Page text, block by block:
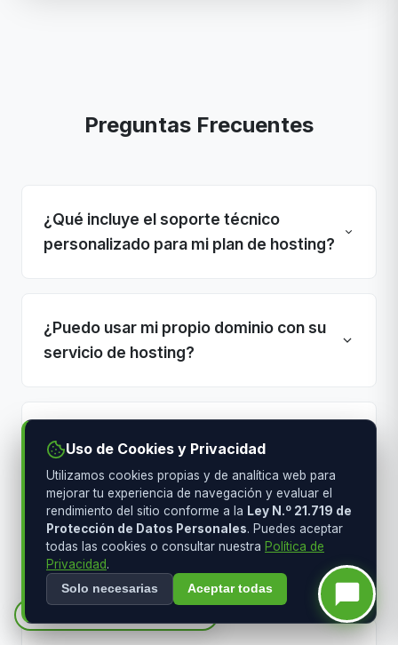
Preguntas Frecuentes
¿Qué incluye el soporte técnico
personalizado para mi plan de hosting?
¿Puedo usar mi propio dominio con su
servicio de hosting?
optimizado para WordPress?
¿Cómo funciona el proceso de
contratación y activación del servicio?
Uso de Cookies y Privacidad
Utilizamos cookies propias y de analítica web para
mejorar tu experiencia de navegación y evaluar el
rendimiento del sitio conforme a la Ley N.º 21.719 de
Protección de Datos Personales. Puedes aceptar
todas las cookies o consultar nuestra Política de
Privacidad.
Solo necesarias
Aceptar todas